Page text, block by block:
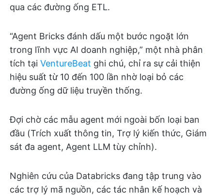
qua các đường ống ETL.
“Agent Bricks đánh dấu một bước ngoặt lớn
trong lĩnh vực AI doanh nghiệp,” một nhà phân
tích tại VentureBeat ghi chú, chỉ ra sự cải thiện
hiệu suất từ 10 đến 100 lần nhờ loại bỏ các
đường ống dữ liệu truyền thống.
Đợi chờ các mẫu agent mới ngoài bốn loại ban
đầu (Trích xuất thông tin, Trợ lý kiến thức, Giám
sát đa agent, Agent LLM tùy chỉnh).
Nghiên cứu của Databricks đang tập trung vào
các trợ lý mã nguồn, các tác nhân kế hoạch và